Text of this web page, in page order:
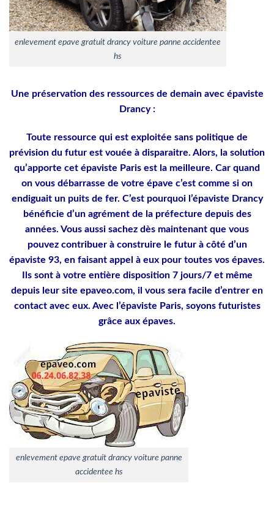
enlevement epave gratuit drancy voiture panne accidentee
hs
Une préservation des ressources de demain avec épaviste
Drancy :
Toute ressource qui est exploitée sans politique de
prévision du futur est vouée à disparaitre. Alors, la solution
qu’apporte cet épaviste Paris est la meilleure. Car quand
on vous débarrasse de votre épave c’est comme si on
endiguait un puits de fer. C’est pourquoi l’épaviste Drancy
bénéficie d’un agrément de la préfecture depuis des
années. Vous aussi sachez dès maintenant que vous
pouvez contribuer à construire le futur à côté d’un
épaviste 93, en faisant appel à eux pour toutes vos épaves.
Ils sont à votre entière disposition 7 jours/7 et même
depuis leur site epaveo.com, il vous sera facile d’entrer en
contact avec eux. Avec l’épaviste Paris, soyons futuristes
grâce aux épaves.
enlevement epave gratuit drancy voiture panne
accidentee hs